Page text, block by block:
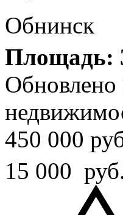
Обнинск
Площадь:
Обновлено
450 000
15 000